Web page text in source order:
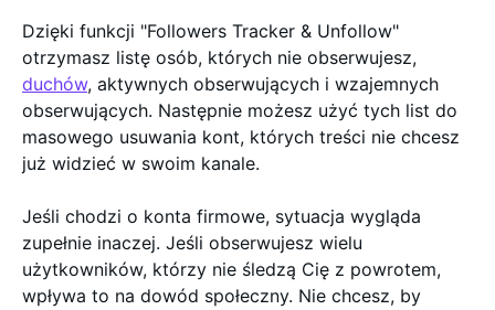
Dzięki funkcji "Followers Tracker & Unfollow"
otrzymasz listę osób, których nie obserwujesz,
duchów, aktywnych obserwujących i wzajemnych
obserwujących. Następnie możesz użyć tych list do
masowego usuwania kont, których treści nie chcesz
już widzieć w swoim kanale.
Jeśli chodzi o konta firmowe, sytuacja wygląda
zupełnie inaczej. Jeśli obserwujesz wielu
użytkowników, którzy nie śledzą Cię z powrotem,
wpływa to na dowód społeczny. Nie chcesz, by